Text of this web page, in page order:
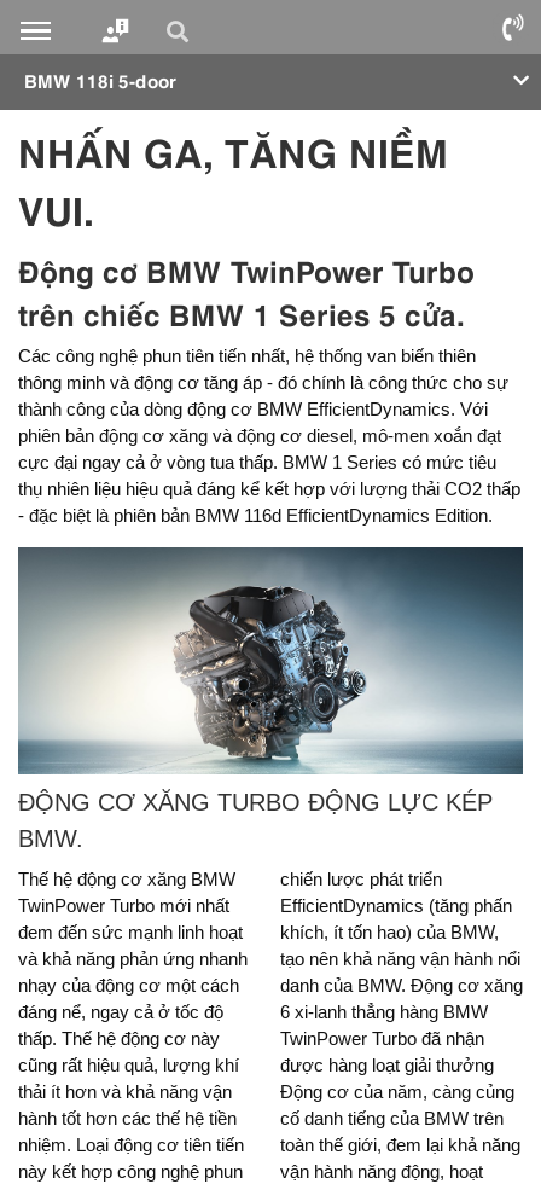
BMW 118i 5-door
NHẤN GA, TĂNG NIỀM
VUI.
Động cơ BMW TwinPower Turbo
trên chiếc BMW 1 Series 5 cửa.
Các công nghệ phun tiên tiến nhất, hệ thống van biến thiên
thông minh và động cơ tăng áp - đó chính là công thức cho sự
thành công của dòng động cơ BMW EfficientDynamics. Với
phiên bản động cơ xăng và động cơ diesel, mô-men xoắn đạt
cực đại ngay cả ở vòng tua thấp. BMW 1 Series có mức tiêu
thụ nhiên liệu hiệu quả đáng kể kết hợp với lượng thải CO2 thấp
- đặc biệt là phiên bản BMW 116d EfficientDynamics Edition.
ĐỘNG CƠ XĂNG TURBO ĐỘNG LỰC KÉP
BMW.
Thế hệ động cơ xăng BMW
TwinPower Turbo mới nhất
đem đến sức mạnh linh hoạt
và khả năng phản ứng nhanh
nhạy của động cơ một cách
đáng nể, ngay cả ở tốc độ
thấp. Thế hệ động cơ này
cũng rất hiệu quả, lượng khí
thải ít hơn và khả năng vận
hành tốt hơn các thế hệ tiền
nhiệm. Loại động cơ tiên tiến
này kết hợp công nghệ phun
chiến lược phát triển
EfficientDynamics (tăng phấn
khích, ít tốn hao) của BMW,
tạo nên khả năng vận hành nổi
danh của BMW. Động cơ xăng
6 xi-lanh thẳng hàng BMW
TwinPower Turbo đã nhận
được hàng loạt giải thưởng
Động cơ của năm, càng củng
cố danh tiếng của BMW trên
toàn thế giới, đem lại khả năng
vận hành năng động, hoạt